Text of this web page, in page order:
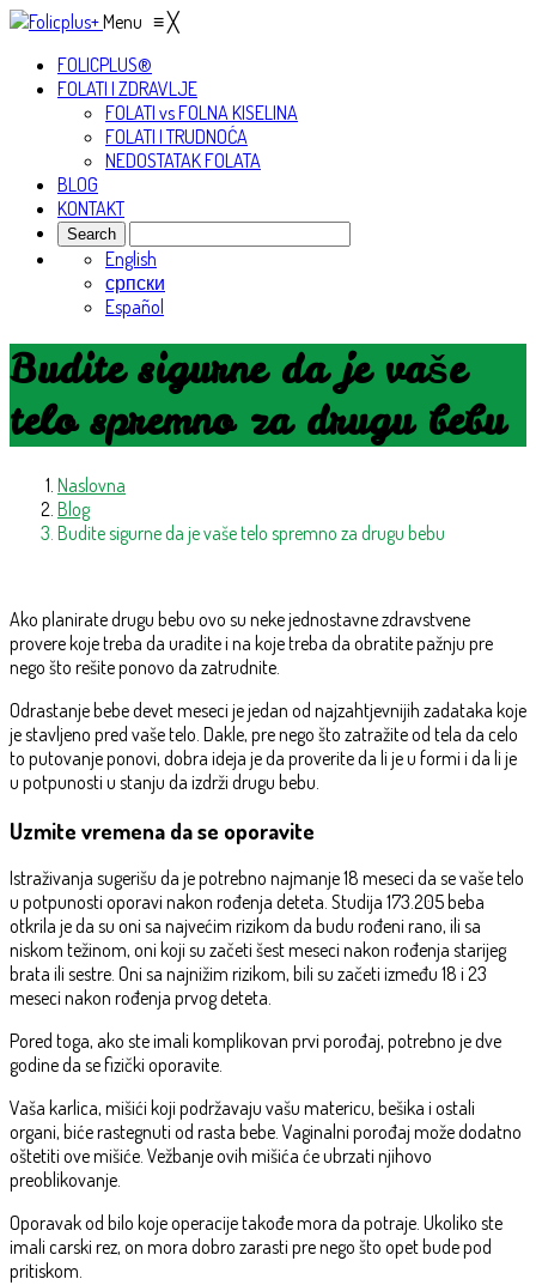
Menu ≡╳
FOLICPLUS®
FOLATI I ZDRAVLJE
FOLATI vs FOLNA KISELINA
FOLATI I TRUDNOĆA
NEDOSTATAK FOLATA
BLOG
KONTAKT
English
српски
Español
Budite sigurne da je vaše
telo spremno za drugu bebu
Naslovna
Blog
Budite sigurne da je vaše telo spremno za drugu bebu
Ako planirate drugu bebu ovo su neke jednostavne zdravstvene
provere koje treba da uradite i na koje treba da obratite pažnju pre
nego što rešite ponovo da zatrudnite.
Odrastanje bebe devet meseci je jedan od najzahtjevnijih zadataka koje
je stavljeno pred vaše telo. Dakle, pre nego što zatražite od tela da celo
to putovanje ponovi, dobra ideja je da proverite da li je u formi i da li je
u potpunosti u stanju da izdrži drugu bebu.
Uzmite vremena da se oporavite
Istraživanja sugerišu da je potrebno najmanje 18 meseci da se vaše telo
u potpunosti oporavi nakon rođenja deteta. Studija 173.205 beba
otkrila je da su oni sa najvećim rizikom da budu rođeni rano, ili sa
niskom težinom, oni koji su začeti šest meseci nakon rođenja starijeg
brata ili sestre. Oni sa najnižim rizikom, bili su začeti između 18 i 23
meseci nakon rođenja prvog deteta.
Pored toga, ako ste imali komplikovan prvi porođaj, potrebno je dve
godine da se fizički oporavite.
Vaša karlica, mišići koji podržavaju vašu matericu, bešika i ostali
organi, biće rastegnuti od rasta bebe. Vaginalni porođaj može dodatno
oštetiti ove mišiće. Vežbanje ovih mišića će ubrzati njihovo
preoblikovanje.
Oporavak od bilo koje operacije takođe mora da potraje. Ukoliko ste
imali carski rez, on mora dobro zarasti pre nego što opet bude pod
pritiskom.